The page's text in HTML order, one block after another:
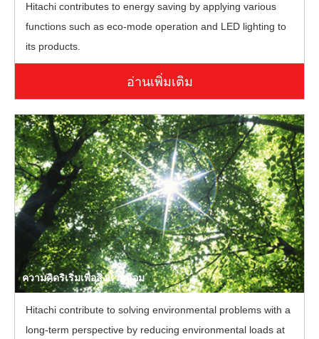
Hitachi contributes to energy saving by applying various
functions such as eco-mode operation and LED lighting to
its products.
อ่านเพิ่มเติม
ความคิดริเริ่มเพื่อสิ่งแวดล้อม
Hitachi contribute to solving environmental problems with a
long-term perspective by reducing environmental loads at